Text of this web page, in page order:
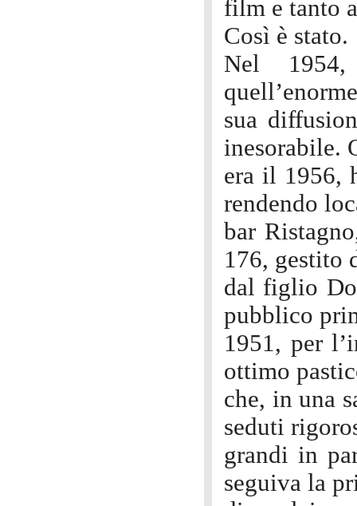
film e tanto
Così è stato.
Nel
sua
inesorabile.
era il 1956,
rendendo
bar
176, gestito
dal figlio
pubblico
1951, per
ottimo
che, in una
seduti
grandi in
seguiva la